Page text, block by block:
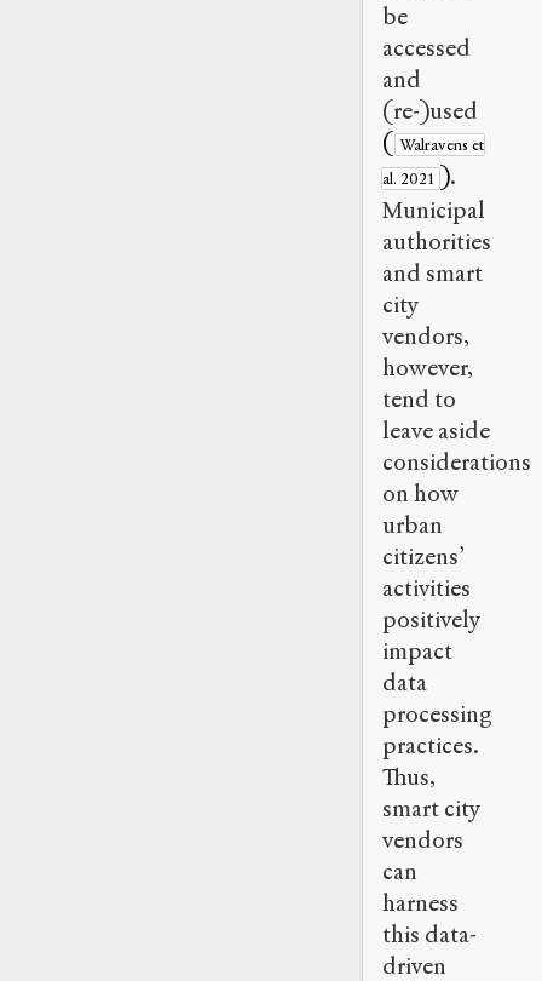
be
accessed
and
(re-)used
( Walravens et
al. 2021 ).
Municipal
authorities
and smart
city
vendors,
however,
tend to
leave aside
considerations
on how
urban
citizens’
activities
positively
impact
data
processing
practices.
Thus,
smart city
vendors
can
harness
this data-
driven